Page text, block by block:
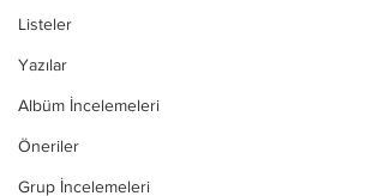
Listeler
Yazılar
Albüm İncelemeleri
Öneriler
Grup İncelemeleri